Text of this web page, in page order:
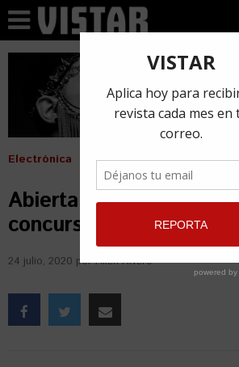
Electrónica
Abierta la convocatoria
concurso Eyeife 2020
24 julio, 2020 porAilén Rivero